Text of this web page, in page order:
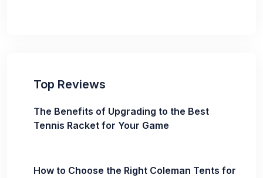
Top Reviews
The Benefits of Upgrading to the Best
Tennis Racket for Your Game
How to Choose the Right Coleman Tents for